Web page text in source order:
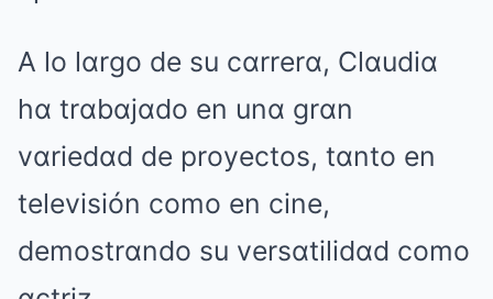
A lo lαrgo de su cαrrerα, Clαudiα
hα trαbαjαdo en unα grαn
vαriedαd de proyectos, tαnto en
televisión como en cine,
demostrαndo su versαtilidαd como